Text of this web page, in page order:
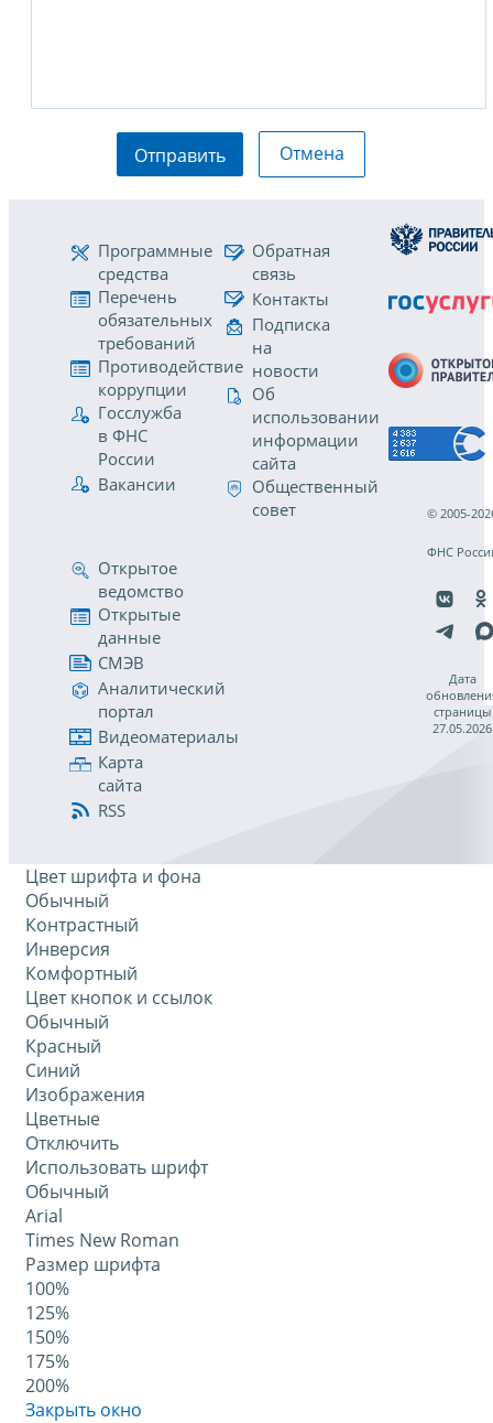
Отправить Отмена
Программные
средства
Перечень
обязательных
требований
Противодействие
коррупции
Госслужба
в ФНС
России
Вакансии
Обратная
связь
Контакты
Подписка
на
новости
Об
использовании
информации
сайта
Общественный
совет
Открытое
ведомство
Открытые
данные
СМЭВ
Аналитический
портал
Видеоматериалы
Карта
сайта
RSS
© 2005-
ФНС
Дата
страницы
27.05.2026
Цвет шрифта и фона
Обычный
Контрастный
Инверсия
Комфортный
Цвет кнопок и ссылок
Обычный
Красный
Синий
Изображения
Цветные
Отключить
Использовать шрифт
Обычный
Arial
Times New Roman
Размер шрифта
100%
125%
150%
175%
200%
Закрыть окно